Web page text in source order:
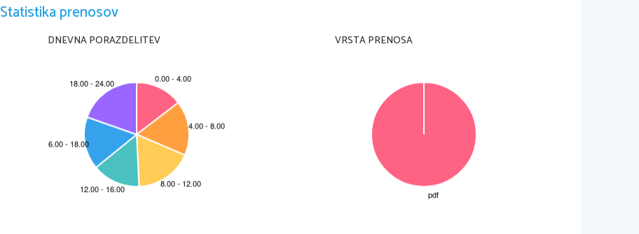
Statistika prenosov
DNEVNA PORAZDELITEV VRSTA PRENOSA